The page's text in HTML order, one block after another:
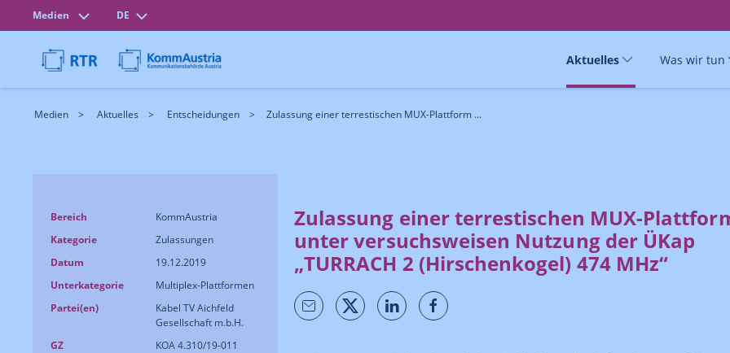
Medien DE
Aktuelles Was wir tun
Medien Aktuelles Entscheidungen Zulassung einer terrestischen MUX-Plattform ...
Bereich
KommAustria
Kategorie
Zulassungen
Datum
19.12.2019
Unterkategorie
Multiplex-Plattformen
Partei(en)
Kabel TV Aichfeld
Gesellschaft m.b.H.
GZ
KOA 4.310/19-011
Zulassung einer terrestischen MUX-
unter versuchsweisen Nutzung der ÜKap
„TURRACH 2 (Hirschenkogel) 474 MHz“